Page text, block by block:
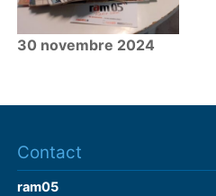
30 novembre 2024
Contact
ram05